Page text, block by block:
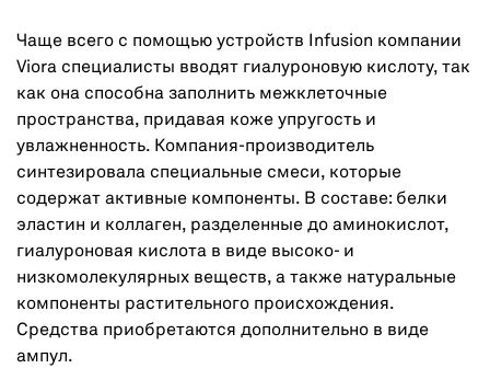
Чаще всего с помощью устройств Infusion компании
Viora специалисты вводят гиалуроновую кислоту, так
как она способна заполнить межклеточные
пространства, придавая коже упругость и
увлажненность. Компания-производитель
синтезировала специальные смеси, которые
содержат активные компоненты. В составе: белки
эластин и коллаген, разделенные до аминокислот,
гиалуроновая кислота в виде высоко- и
низкомолекулярных веществ, а также натуральные
компоненты растительного происхождения.
Средства приобретаются дополнительно в виде
ампул.